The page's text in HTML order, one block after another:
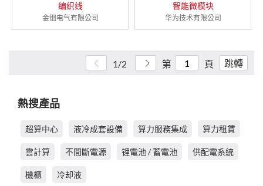
编织线
金锢电气有限公司
智能微模块
华为技术有限公司
1/2 第 頁 跳轉
熱搜產品
超算中心 液冷成套設備 算力服務集成 算力租賃
雲計算 不間斷電源 锂電池 / 蓄電池 供配電系統
機櫃 冷却液